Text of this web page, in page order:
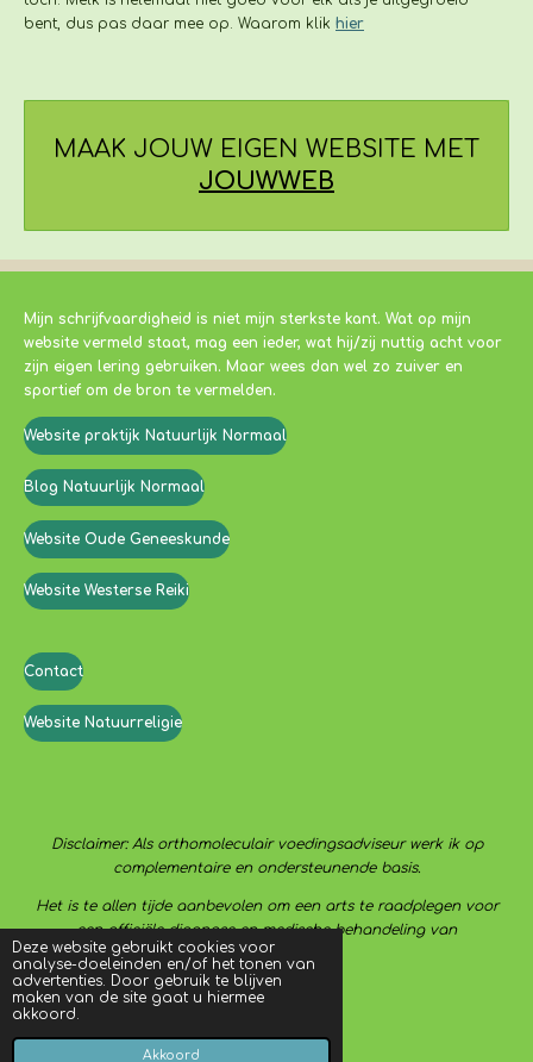
Deze website gebruikt cookies voor
analyse-doeleinden en/of het tonen van
advertenties. Door gebruik te blijven
maken van de site gaat u hiermee
akkoord.
Akkoord
bent, dus pas daar mee op. Waarom klik hier
MAAK JOUW EIGEN WEBSITE MET
JOUWWEB
Mijn schrijfvaardigheid is niet mijn sterkste kant. Wat op mijn
website vermeld staat, mag een ieder, wat hij/zij nuttig acht voor
zijn eigen lering gebruiken. Maar wees dan wel zo zuiver en
sportief om de bron te vermelden.
Website praktijk Natuurlijk Normaal
Blog Natuurlijk Normaal
Website Oude Geneeskunde
Website Westerse Reiki
Contact
Website Natuurreligie
Disclaimer: Als orthomoleculair voedingsadviseur werk ik op
complementaire en ondersteunende basis.
Het is te allen tijde aanbevolen om een arts te raadplegen voor
een officiële diagnose en medische behandeling van
aandoeningen.
© 2021 - 2022 De eetschijf
Powered byJouwWeb